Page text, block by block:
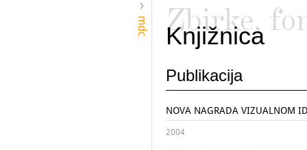
mdc
Zbirke,
Knjižnica
Publikacija
NOVA NAGRADA VIZUALNOM
2004